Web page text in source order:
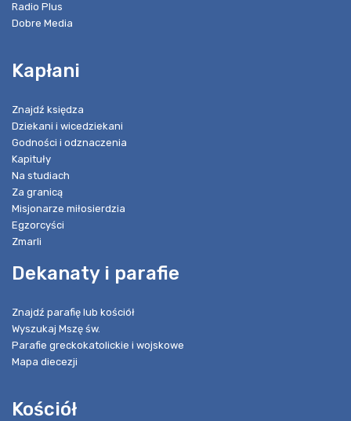
Radio Plus
Dobre Media
Kapłani
Znajdź księdza
Dziekani i wicedziekani
Godności i odznaczenia
Kapituły
Na studiach
Za granicą
Misjonarze miłosierdzia
Egzorcyści
Zmarli
Dekanaty i parafie
Znajdź parafię lub kościół
Wyszukaj Mszę św.
Parafie greckokatolickie i wojskowe
Mapa diecezji
Kościół